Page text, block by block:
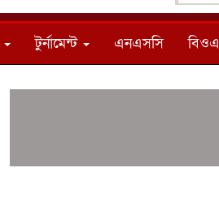
টুর্নামেন্ট এনএসসি বিওএ